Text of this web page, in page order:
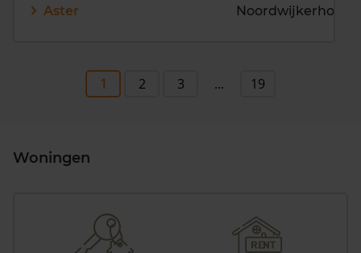
Aster Noordwijkerhout
1 2 3 ... 19
Woningen